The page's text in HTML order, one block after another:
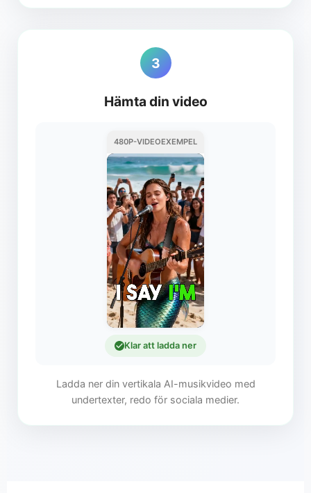
3
Hämta din video
480P-VIDEOEXEMPEL
Klar att ladda ner
Ladda ner din vertikala AI-musikvideo med
undertexter, redo för sociala medier.